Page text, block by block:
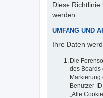
Diese Richtlinie
werden.
UMFANG UND
Ihre Daten
Die
des Boards
Markierung
Benutzer-
„Alle